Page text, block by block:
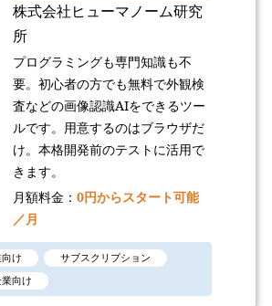
株式会社ヒューマノーム研究
所
プログラミングも専門知識も不
要。初心者の方でも無料で外観検
査などの画像認識AIをできるツー
ルです。用意するのはブラウザだ
け。本格開発前のテストに活用で
きます。
月額料金： 0円からスタート可能
／月
け
サブスクリプション
向け